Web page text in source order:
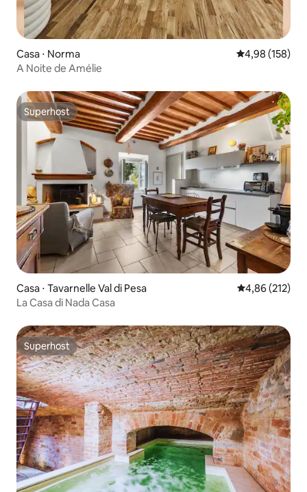
Casa ⋅ Norma 4,98 de uma
4,98 (158)
A Noite de Amélie
Superhost
Superhost
Casa ⋅ Tavarnelle Val di Pesa 4,86 de uma
4,86 (212)
La Casa di Nada Casa
Superhost
Superhost